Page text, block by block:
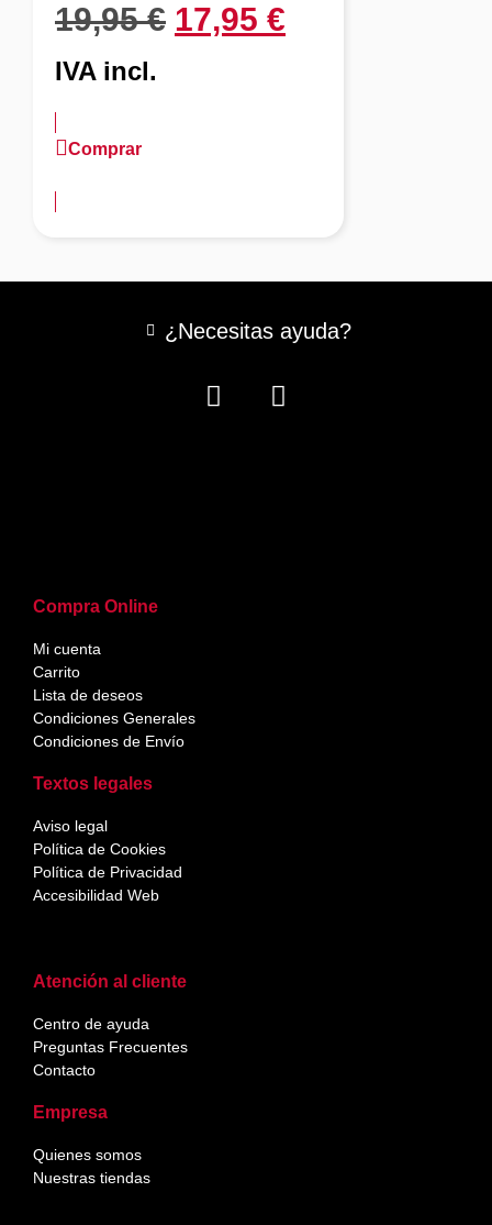
19,95€ 17,95 €
IVA incl.
Comprar
Atención al cliente
Centro de ayuda
Preguntas Frecuentes
Contacto
Empresa
Quienes somos
Nuestras tiendas
Compra Online
Mi cuenta
Carrito
Lista de deseos
Condiciones Generales
Condiciones de Envío
Textos legales
Aviso legal
Política de Cookies
Política de Privacidad
Accesibilidad Web
¿Necesitas ayuda?